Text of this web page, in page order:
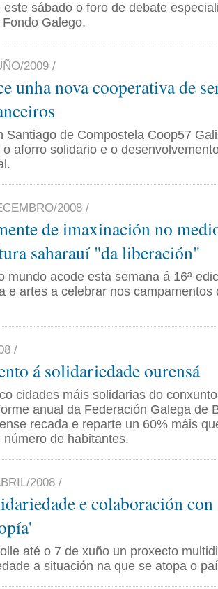
este sábado o foro de debate
Galego.
2009 /
unha nova cooperativa de
Santiago de Compostela Coop57
aforro solidario e o
2008 /
de imaxinación no
saharauí "da liberación"
mundo acode esta semana á 16ª
e artes a celebrar nos campamentos
/
á solidariedade ourensá
cidades máis solidarias do
anual da Federación Galega de
recada e reparte un 60% máis
de habitantes.
2008 /
e colaboración con
até o 7 de xuño un proxecto
a situación na que se atopa o